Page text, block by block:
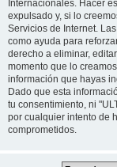
Internacionales. Hacer
expulsado y, si lo
Servicios de Internet.
como ayuda para
derecho a eliminar,
momento que lo
información que hayas
Dado que esta
tu consentimiento, ni
por cualquier intento de
comprometidos.